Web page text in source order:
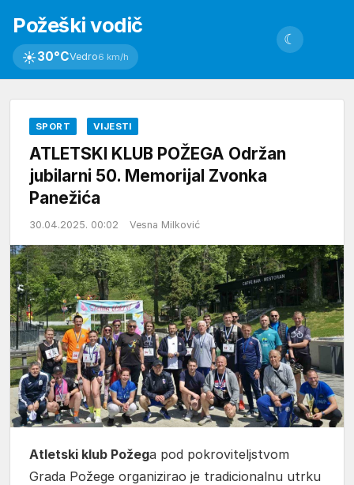
Požeški vodič
☀30°CVedro6 km/h
☾
SPORT VIJESTI
ATLETSKI KLUB POŽEGA Održan
jubilarni 50. Memorijal Zvonka
Panežića
30.04.2025. 00:02 Vesna Milković
Atletski klub Požega pod pokroviteljstvom
Grada Požege organizirao je tradicionalnu utrku